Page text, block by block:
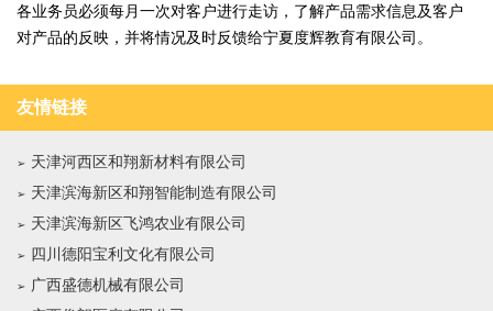
各业务员必须每月一次对客户进行走访，了解产品需求信息及客户
对产品的反映，并将情况及时反馈给宁夏度辉教育有限公司。
友情链接
天津河西区和翔新材料有限公司
天津滨海新区和翔智能制造有限公司
天津滨海新区飞鸿农业有限公司
四川德阳宝利文化有限公司
广西盛德机械有限公司